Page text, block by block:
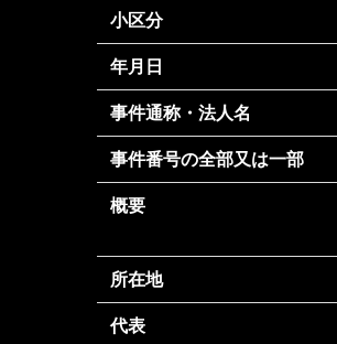
小区分
年月日
事件通称・法人名
事件番号の全部又は一部
概要
所在地
代表